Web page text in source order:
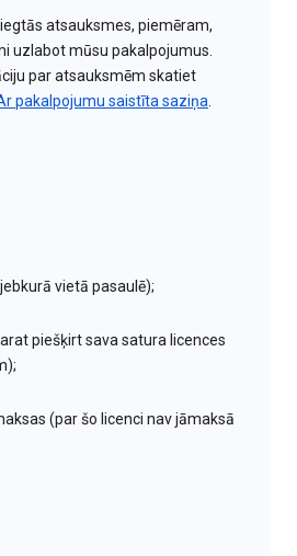
atsauksmes, piemēram,
uzlabot mūsu pakalpojumus.
par atsauksmēm skatiet
pakalpojumu saistīta saziņa.
vietā pasaulē);
piešķirt sava satura licences
(par šo licenci nav jāmaksā